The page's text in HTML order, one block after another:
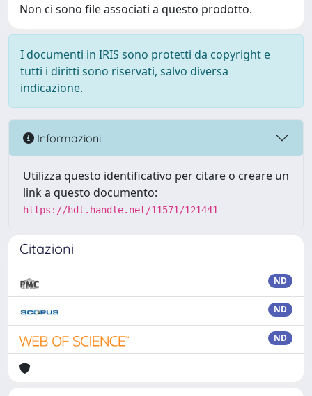
Non ci sono file associati a questo prodotto.
I documenti in IRIS sono protetti da copyright e
tutti i diritti sono riservati, salvo diversa
indicazione.
Informazioni
Utilizza questo identificativo per citare o creare un
link a questo documento:
https://hdl.handle.net/11571/121441
Citazioni
ND
ND
ND